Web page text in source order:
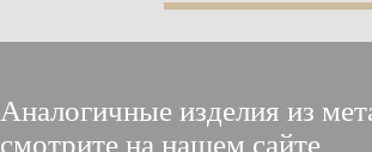
Аналогичные изделия из
смотрите на нашем сайте